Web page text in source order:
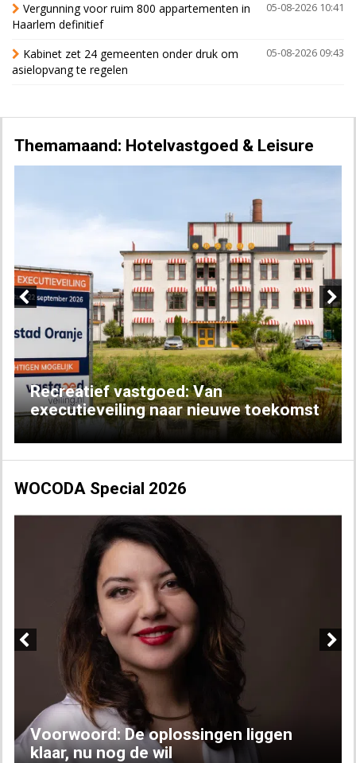
05-08-2026 10:41
Vergunning voor ruim 800 appartementen in
Haarlem definitief
05-08-2026 09:43
Kabinet zet 24 gemeenten onder druk om
asielopvang te regelen
Themamaand: Hotelvastgoed & Leisure
Recreatief vastgoed: Van
executieveiling naar nieuwe toekomst
Next
WOCODA Special 2026
Voorwoord: De oplossingen liggen
klaar, nu nog de wil